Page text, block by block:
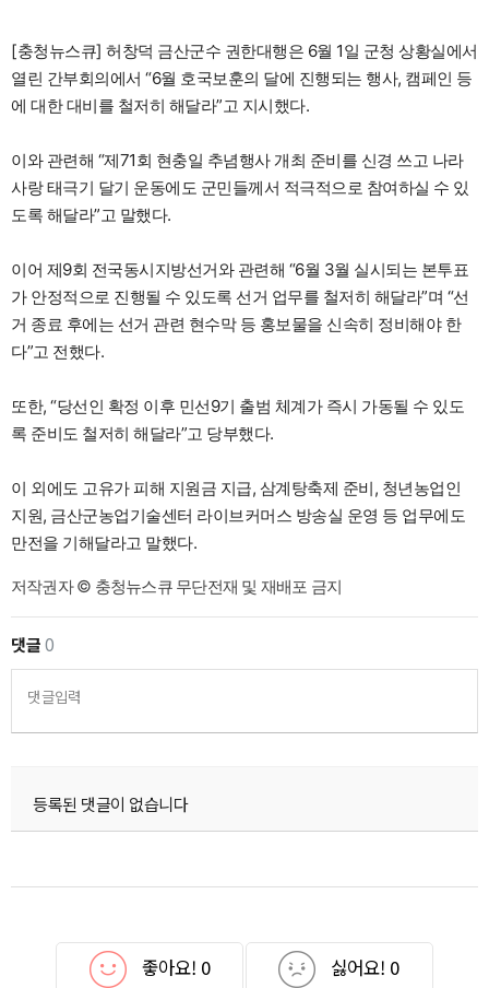
[충청뉴스큐] 허창덕 금산군수 권한대행은 6월 1일 군청 상황실에서
열린 간부회의에서 “6월 호국보훈의 달에 진행되는 행사, 캠페인 등
에 대한 대비를 철저히 해달라”고 지시했다.
이와 관련해 “제71회 현충일 추념행사 개최 준비를 신경 쓰고 나라
사랑 태극기 달기 운동에도 군민들께서 적극적으로 참여하실 수 있
도록 해달라”고 말했다.
이어 제9회 전국동시지방선거와 관련해 “6월 3월 실시되는 본투표
가 안정적으로 진행될 수 있도록 선거 업무를 철저히 해달라”며 “선
거 종료 후에는 선거 관련 현수막 등 홍보물을 신속히 정비해야 한
다”고 전했다.
또한, “당선인 확정 이후 민선9기 출범 체계가 즉시 가동될 수 있도
록 준비도 철저히 해달라”고 당부했다.
이 외에도 고유가 피해 지원금 지급, 삼계탕축제 준비, 청년농업인
지원, 금산군농업기술센터 라이브커머스 방송실 운영 등 업무에도
만전을 기해달라고 말했다.
저작권자 © 충청뉴스큐 무단전재 및 재배포 금지
댓글0
댓글입력
등록된 댓글이 없습니다
좋아요! 0 싫어요! 0